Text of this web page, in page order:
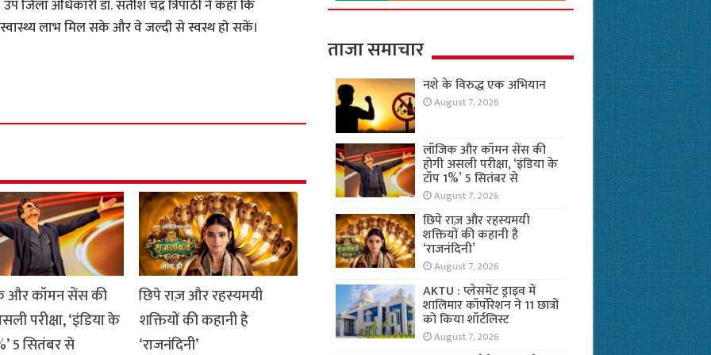
जिला अधिकारी डॉ. सतीश चंद्र त्रिपाठी ने कहा कि
स्वास्थ्य लाभ मिल सके और वे जल्दी से स्वस्थ हो सकें।
और कॉमन सेंस की
परीक्षा, ‘इंडिया के
5 सितंबर से
छिपे राज़ और रहस्यमयी
शक्तियों की कहानी है
‘राजनंदिनी’
ताजा समाचार
नशे के विरुद्ध एक अभियान
August 7, 2026
लॉजिक और कॉमन सेंस की
होगी असली परीक्षा, ‘इंडिया के
टॉप 1%’ 5 सितंबर से
August 7, 2026
छिपे राज़ और रहस्यमयी
शक्तियों की कहानी है
‘राजनंदिनी’
August 7, 2026
AKTU : प्लेसमेंट ड्राइव में
शालिमार कॉर्पोरेशन ने 11 छात्रों
को किया शॉर्टलिस्ट
August 7, 2026